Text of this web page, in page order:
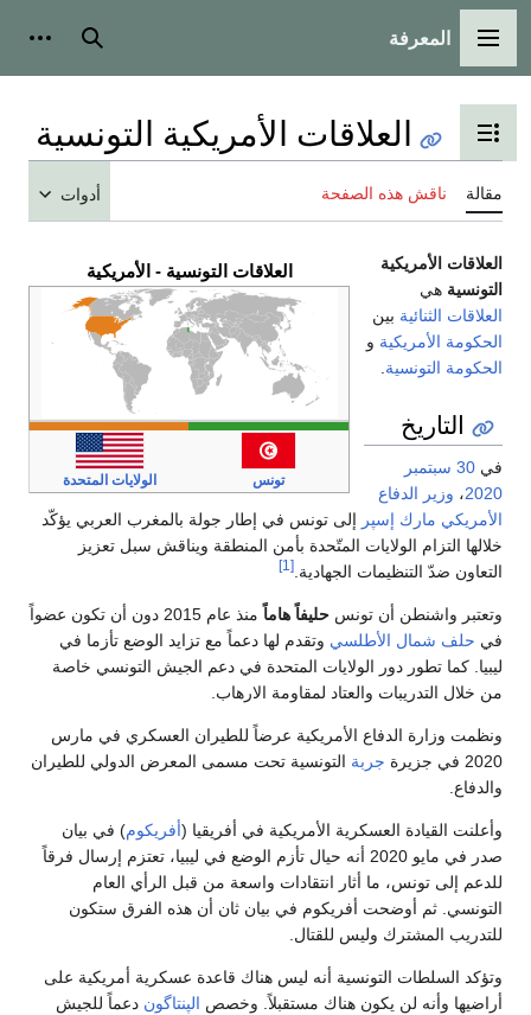
القائمة الرئيسية
المعرفة بحث
تبديل عرض جدول المحتويات
العلاقات الأمريكية التونسية
مقالة ناقش هذه الصفحة أدوات
العلاقات التونسية - الأمريكية
تونس الولايات المتحدة
العلاقات الأمريكية
التونسية هي
العلاقات الثنائية بين
الحكومة الأمريكية و
الحكومة التونسية
التاريخ
في 30 سبتمبر
2020، وزير الدفاع
الأمريكي مارك إسپر إلى تونس في إطار جولة بالمغرب العربي يؤكّد
خلالها التزام الولايات المتّحدة بأمن المنطقة ويناقش سبل تعزيز
التعاون ضدّ التنظيمات الجهادية.[1]
وتعتبر واشنطن أن تونس حليفاً هاماً
منذ عام 2015 دون أن تكون عضواً
في حلف شمال الأطلسي وتقدم لها دعماً مع تزايد الوضع تأزما في
ليبيا. كما تطور دور الولايات المتحدة في دعم الجيش التونسي خاصة
من خلال التدريبات والعتاد لمقاومة الارهاب.
ونظمت وزارة الدفاع الأمريكية عرضاً للطيران العسكري في مارس
2020 في جزيرة
جربة التونسية تحت مسمى المعرض الدولي للطيران
والدفاع.
وأعلنت القيادة العسكرية الأمريكية في أفريقيا (أفريكوم) في بيان
صدر في مايو 2020 أنه حيال تأزم الوضع في ليبيا، تعتزم إرسال فرقاً
للدعم إلى تونس، ما أثار انتقادات واسعة من قبل الرأي العام
التونسي. ثم أوضحت أفريكوم في بيان ثان أن هذه الفرق ستكون
للتدريب المشترك وليس للقتال.
وتؤكد السلطات التونسية أنه ليس هناك قاعدة عسكرية أمريكية على
أراضيها وأنه لن يكون هناك مستقبلاً. وخصص الپنتاگون دعماً للجيش